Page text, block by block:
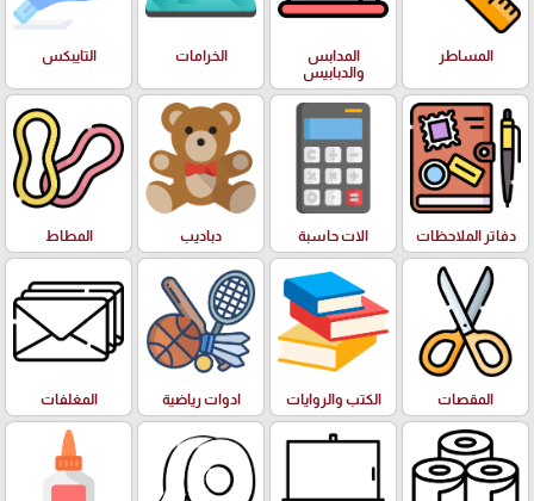
المساطر
المدابس
والدبابيس
الخرامات التايبكس
دفاتر الملاحظات الات حاسبة دباديب المطاط
المقصات الكتب والروايات ادوات رياضية المغلفات